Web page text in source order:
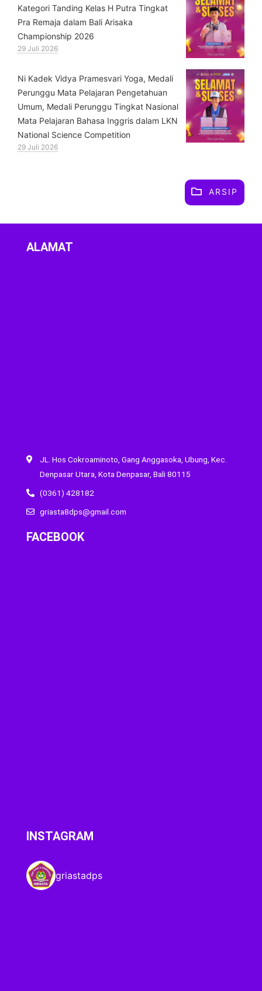
Kategori Tanding Kelas H Putra Tingkat
Pra Remaja dalam Bali Arisaka
Championship 2026
29 Juli 2026
⁠Ni Kadek Vidya Pramesvari Yoga, Medali
Perunggu Mata Pelajaran Pengetahuan
Umum, Medali Perunggu Tingkat Nasional
Mata Pelajaran Bahasa Inggris dalam LKN
National Science Competition
29 Juli 2026
ARSIP
ALAMAT
JL. Hos Cokroaminoto, Gang Anggasoka, Ubung, Kec.
Denpasar Utara, Kota Denpasar, Bali 80115
(0361) 428182
griasta8dps@gmail.com
FACEBOOK
INSTAGRAM
griastadps